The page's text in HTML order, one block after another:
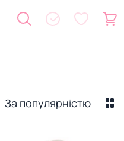
За популярністю